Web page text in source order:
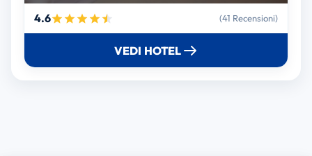
4.6 (41 Recensioni)
VEDI HOTEL